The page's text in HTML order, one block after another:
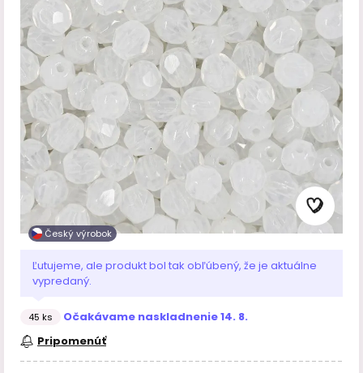
Český výrobok
Ľutujeme, ale produkt bol tak obľúbený, že je aktuálne
vypredaný.
45 ks
Očakávame naskladnenie 14. 8.
Pripomenúť